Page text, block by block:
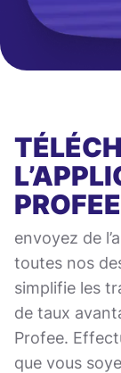
PROFEE
envoyez de
toutes nos
simplifie les
de taux
Profee.
que vous